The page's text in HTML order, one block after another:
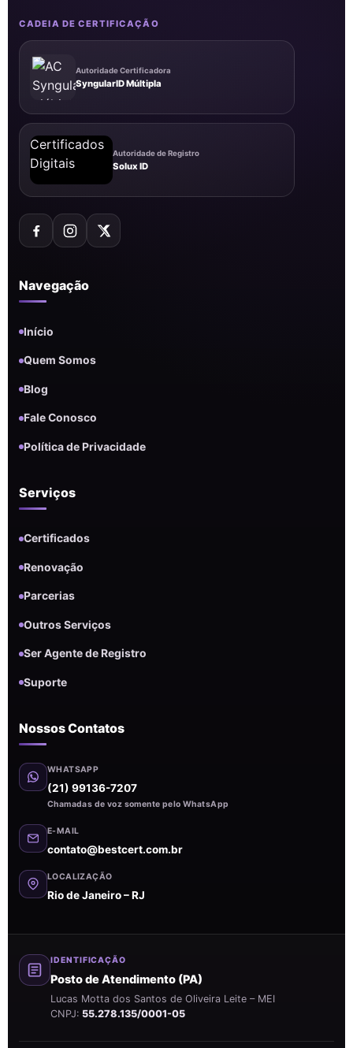
CADEIA DE CERTIFICAÇÃO
Autoridade Certificadora
SyngularID Múltipla
Autoridade de Registro
Solux ID
Navegação
Início
Quem Somos
Blog
Fale Conosco
Política de Privacidade
Serviços
Certificados
Renovação
Parcerias
Outros Serviços
Ser Agente de Registro
Suporte
Nossos Contatos
WHATSAPP
(21) 99136-7207
Chamadas de voz somente pelo WhatsApp
E-MAIL
contato@bestcert.com.br
LOCALIZAÇÃO
Rio de Janeiro – RJ
IDENTIFICAÇÃO
Posto de Atendimento (PA)
Lucas Motta dos Santos de Oliveira Leite – MEI
CNPJ: 55.278.135/0001-05